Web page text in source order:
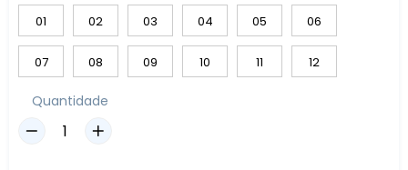
01 02 03 04 05 06
07 08 09 10 11 12
Quantidade